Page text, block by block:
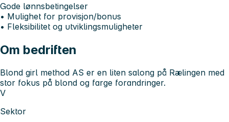
Gode lønnsbetingelser
• Mulighet for provisjon/bonus
• Fleksibilitet og utviklingsmuligheter
Om bedriften
Blond girl method AS er en liten salong på Rælingen med
stor fokus på blond og farge forandringer.
V
Sektor